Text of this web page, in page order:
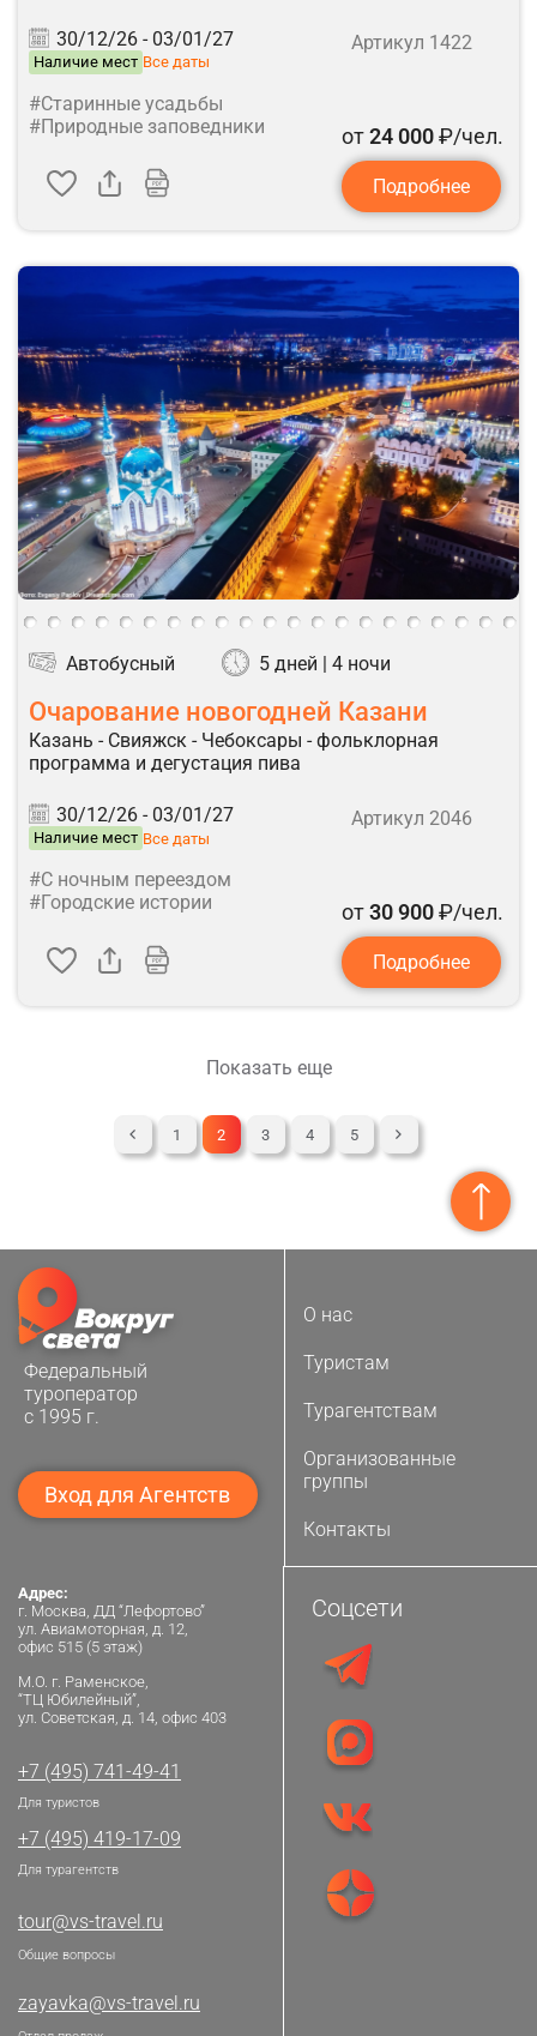
30/12/26 - 03/01/27
Наличие мест Все даты
Артикул 1422
#Старинные усадьбы
#Природные заповедники
от24 000₽/чел.
Подробнее
Автобусный 5 дней | 4 ночи
Очарование новогодней Казани
Казань - Свияжск - Чебоксары - фольклорная
программа и дегустация пива
30/12/26 - 03/01/27
Наличие мест Все даты
Артикул 2046
#С ночным переездом
#Городские истории
от30 900₽/чел.
Подробнее
1 2 3 4 5
Показать еще
Федеральный
туроператор
с 1995 г.
Вход для Агентств
О нас
Туристам
Турагентствам
Организованные
группы
Контакты
Адрес:
г. Москва, ДД “Лефортово”
ул. Авиамоторная, д. 12,
офис 515 (5 этаж)
М.О. г. Раменское,
“ТЦ Юбилейный”,
ул. Советская, д. 14, офис 403
+7 (495) 741-49-41
Для туристов
+7 (495) 419-17-09
Для турагентств
tour@vs-travel.ru
Общие вопросы
zayavka@vs-travel.ru
Соцсети